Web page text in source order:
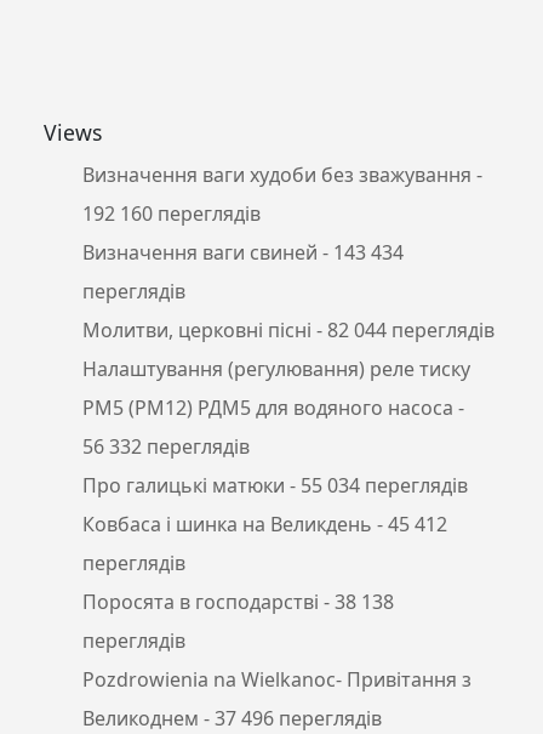
Views
Визначення ваги худоби без зважування -
192 160 переглядів
Визначення ваги свиней - 143 434
переглядів
Молитви, церковні пісні - 82 044 переглядів
Налаштування (регулювання) реле тиску
РМ5 (РМ12) РДМ5 для водяного насоса -
56 332 переглядів
Про галицькі матюки - 55 034 переглядів
Ковбаса і шинка на Великдень - 45 412
переглядів
Поросята в господарстві - 38 138
переглядів
Pozdrowienia na Wielkanoc- Привітання з
Великоднем - 37 496 переглядів